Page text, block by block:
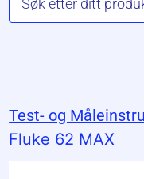
Test- og
Fluke 62 MAX